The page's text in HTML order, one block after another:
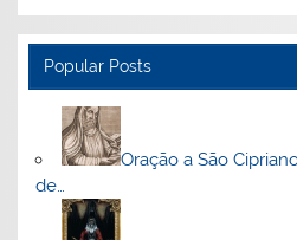
Popular Posts
Oração a São
de…